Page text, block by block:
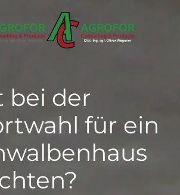
springen
bei der
für ein